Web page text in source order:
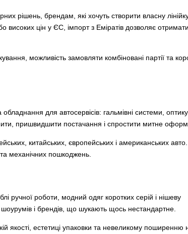
рішень, брендам, які хочуть створити власну
високих цін у ЄС, імпорт з Еміратів дозволяє
можливість замовляти комбіновані партії та
для автосервісів: гальмівні системи,
пришвидшити постачання і спростити митне
китайських, європейських і американських
механічних пошкоджень.
ручної роботи, модний одяг коротких серій і нішеву
і брендів, що шукають щось нестандартне.
якості, естетиці упаковки та невеликому поширенню